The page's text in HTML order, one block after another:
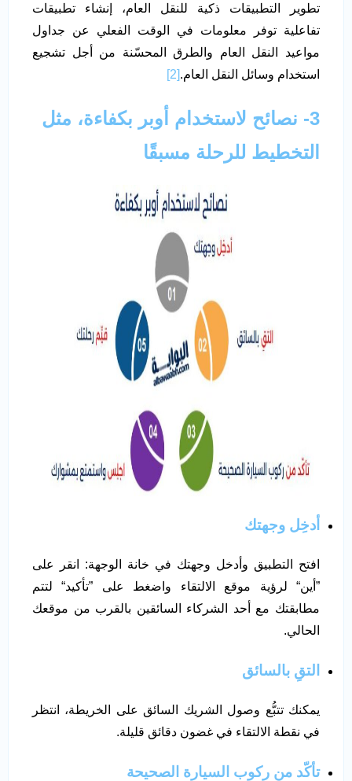
تطوير التطبيقات ذكية للنقل العام، إنشاء تطبيقات
تفاعلية توفر معلومات في الوقت الفعلي عن جداول
مواعيد النقل العام والطرق المحسّنة من أجل تشجيع
استخدام وسائل النقل العام.[2]
3- نصائح لاستخدام أوبر بكفاءة، مثل
التخطيط للرحلة مسبقًا
أدخِل وجهتك
افتح التطبيق وأدخل وجهتك في خانة الوجهة: انقر على
”أين“ لرؤية موقع الالتقاء واضغط على ”تأكيد“ لتتم
مطابقتك مع أحد الشركاء السائقين بالقرب من موقعك
الحالي.
التقِ بالسائق
يمكنك تتبُّع وصول الشريك السائق على الخريطة، انتظر
في نقطة الالتقاء في غضون دقائق قليلة.
تأكّد من ركوب السيارة الصحيحة